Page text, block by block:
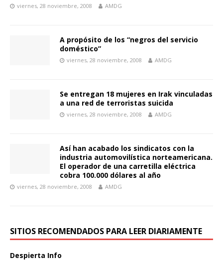
viernes, 28 noviembre, 2008 AMDG
A propósito de los “negros del servicio
doméstico”
viernes, 28 noviembre, 2008 AMDG
Se entregan 18 mujeres en Irak vinculadas
a una red de terroristas suicida
viernes, 28 noviembre, 2008 AMDG
Así han acabado los sindicatos con la
industria automovilística norteamericana.
El operador de una carretilla eléctrica
cobra 100.000 dólares al año
viernes, 28 noviembre, 2008 AMDG
SITIOS RECOMENDADOS PARA LEER DIARIAMENTE
Despierta Info